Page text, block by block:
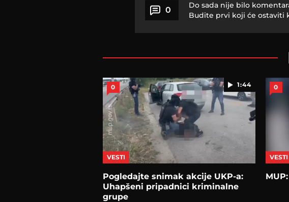
0
Do sada nije bilo
Budite prvi koji će ostaviti
1:44
0
VESTI
Pogledajte snimak akcije UKP-a:
Uhapšeni pripadnici kriminalne
grupe
0
VESTI